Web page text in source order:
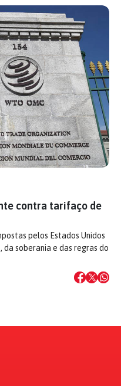
contra tarifaço de
pelos Estados Unidos
soberania e das regras do